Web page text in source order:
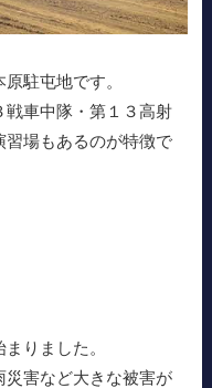
駐屯地です。
戦車中隊・第１３高射
習場もあるのが特徴で
りました。
災害など大きな被害が